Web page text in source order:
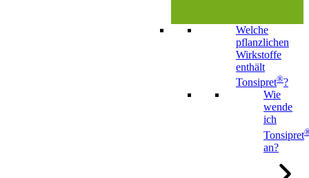
Welche
pflanzlichen
Wirkstoffe
enthält
Tonsipret®?
Wie
wende
ich
Tonsipret
an?